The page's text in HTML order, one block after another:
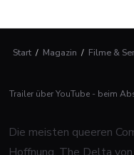
Start / Magazin / Filme &
Trailer über YouTube - beim
Die meisten queeren